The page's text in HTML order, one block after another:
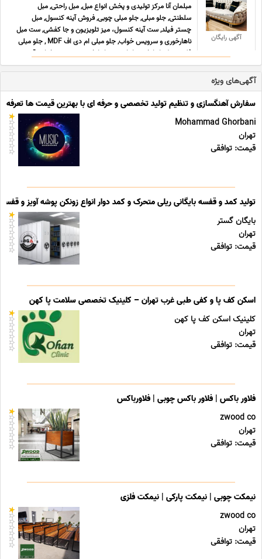
آگهی رایگان
مبلمان آنا مرکز تولیدی و پخش انواع مبل, مبل راحتی, مبل
سلطنتی, جلو مبلی, جلو مبلی چوبی, فروش آینه کنسول, مبل
چستر فیلد, ست آینه کنسول، میز تلویزیون و جا کفشی, ست مبل
ناهارخوری و سرویس خواب, جلو مبلی ام دی اف MDF , جلو مبلی
فلزی, مبل ناهارخوری ارزان, میز ناهارخوری, سرویس خواب, قیم ...
...
آگهی‌های ویژه
سفارش آهنگسازی و تنظیم تولید تخصصی و حرفه ای با بهترین قیمت ها تعرفه
Mohammad Ghorbani
تهران
قیمت: توافقی
تولید کمد و قفسه بایگانی ریلی متحرک و کمد دوار انواع زونکن پوشه آویز و قفسه
بایگان گستر
تهران
قیمت: توافقی
اسکن کف پا و کفی طبی غرب تهران – کلینیک تخصصی سلامت پا کهن
کلینیک اسکن کف پا کهن
تهران
قیمت: توافقی
فلاور باکس | فلاور باکس چوبی | فلاورباکس
zwood co
تهران
قیمت: توافقی
نیمکت چوبی | نیمکت پارکی | نیمکت فلزی
zwood co
تهران
قیمت: توافقی